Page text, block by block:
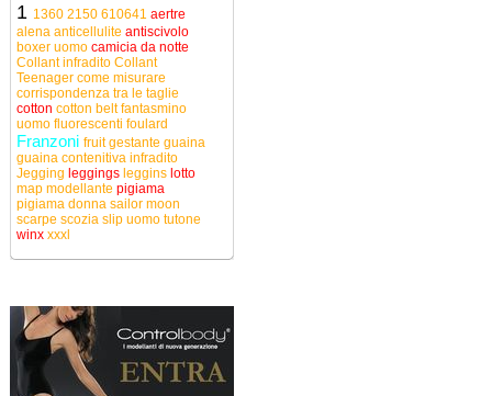
1 1360 2150 610641 aertre
alena anticellulite antiscivolo
boxer uomo camicia da notte
Collant infradito Collant
Teenager come misurare
corrispondenza tra le taglie
cotton cotton beltfantasmino
uomo fluorescenti foulard
Franzoni fruitgestante guaina
guaina contenitiva infradito
Jegging leggings leggins lotto
map modellante pigiama
pigiama donna sailor moon
scarpe scozia slip uomo tutone
winx xxxl